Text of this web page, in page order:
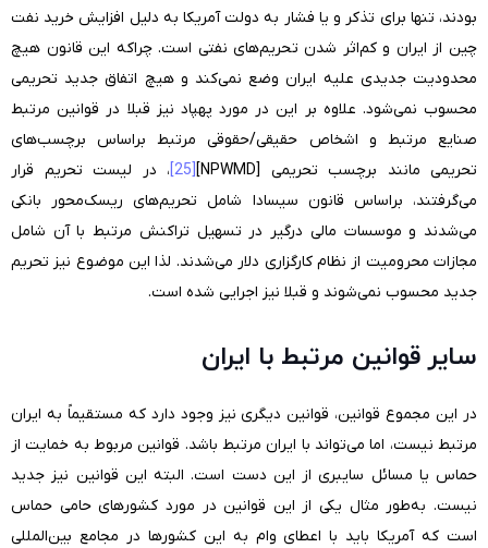
بودند، تنها برای تذکر و یا فشار به دولت آمریکا به دلیل افزایش خرید نفت
چین از ایران و کم‌اثر شدن تحریم‌های نفتی است. چراکه این قانون هیچ
محدودیت جدیدی علیه ایران وضع نمی‌کند و هیچ اتفاق جدید تحریمی
محسوب نمی‌شود. علاوه بر این در مورد پهپاد نیز قبلا در قوانین مرتبط
صنایع مرتبط و اشخاص حقیقی/حقوقی مرتبط براساس برچسب‌های
تحریمی مانند برچسب تحریمی [NPWMD]
[25]
، در لیست تحریم قرار
می‌گرفتند، براساس قانون سیسادا شامل تحریم‌های ریسک‌محور بانکی
می‌شدند و موسسات مالی درگیر در تسهیل تراکنش مرتبط با آن شامل
مجازات محرومیت از نظام کارگزاری دلار می‌شدند. لذا این موضوع نیز تحریم
جدید محسوب نمی‌شوند و قبلا نیز اجرایی شده است.
سایر قوانین مرتبط با ایران
در این مجموع قوانین، قوانین دیگری نیز وجود دارد که مستقیماً به ایران
مرتبط نیست، اما می‌تواند با ایران مرتبط باشد. قوانین مربوط به خمایت از
حماس یا مسائل سایبری از این دست است. البته این قوانین نیز جدید
نیست. به‌طور مثال یکی از این قوانین در مورد کشورهای حامی حماس
است که آمریکا باید با اعطای وام به این کشورها در مجامع بین‌المللی